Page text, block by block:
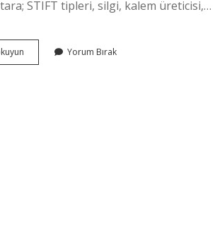
STIFT tipleri, silgi, kalem üreticisi,…
Sınıfta
Yorum Bırak